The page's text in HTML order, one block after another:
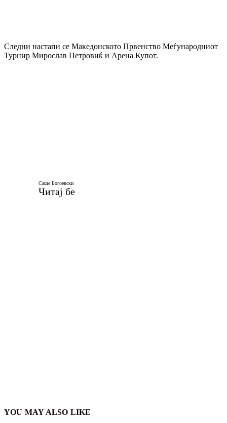
Следни настапи се Македонското Првенство Меѓународниот
Турнир Мирослав Петровиќ и Арена Купот.
Саше Богоевски
Читај бе
YOU MAY ALSO LIKE